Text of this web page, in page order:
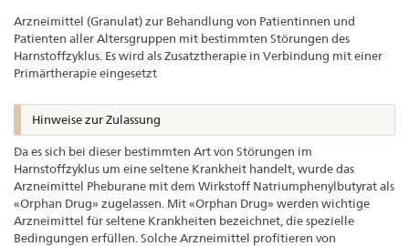
Arzneimittel (Granulat) zur Behandlung von Patientinnen und
Patienten aller Altersgruppen mit bestimmten Störungen des
Harnstoffzyklus. Es wird als Zusatztherapie in Verbindung mit einer
Primärtherapie eingesetzt
Hinweise zur Zulassung
Da es sich bei dieser bestimmten Art von Störungen im
Harnstoffzyklus um eine seltene Krankheit handelt, wurde das
Arzneimittel Pheburane mit dem Wirkstoff Natriumphenylbutyrat als
«Orphan Drug» zugelassen. Mit «Orphan Drug» werden wichtige
Arzneimittel für seltene Krankheiten bezeichnet, die spezielle
Bedingungen erfüllen. Solche Arzneimittel profitieren von